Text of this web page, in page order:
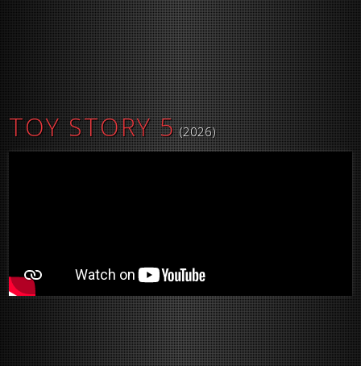
TOY STORY 5 (2026)